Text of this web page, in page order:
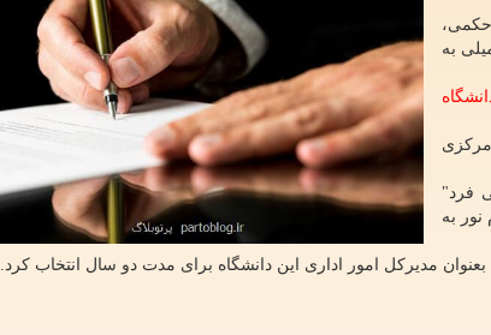
حکمی،
به
فرد"
نور به
مدیرکل امور اداری این دانشگاه برای مدت دو سال انتخاب کرد.